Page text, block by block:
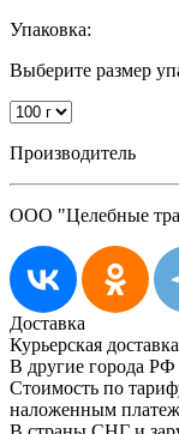
Упаковка:
Выберите размер
Производитель
ООО "Целебные
Доставка
Курьерская
В другие города РФ
Стоимость по
наложенным